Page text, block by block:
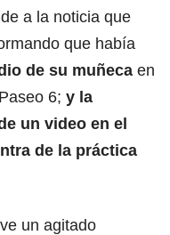
a la noticia que
que había
de su muñeca en
6; y la
un video en el
de la práctica
un agitado